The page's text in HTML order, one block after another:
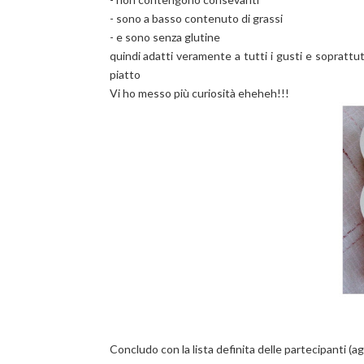
- sono a basso contenuto di grassi
- e sono senza glutine
quindi adatti veramente a tutti i gusti e
piatto
Vi ho messo più curiosità eheheh!!!
Concludo con la lista definita delle partecipanti